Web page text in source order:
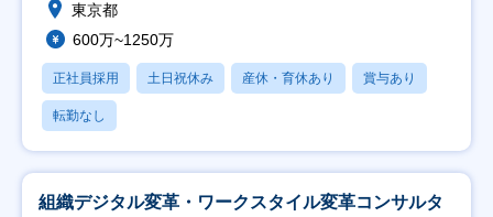
東京都
600万~1250万
正社員採用 土日祝休み 産休・育休あり 賞与あり
転勤なし
組織デジタル変革・ワークスタイル変革コンサルタ